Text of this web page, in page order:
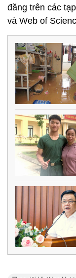
đăng trên các
và Web of